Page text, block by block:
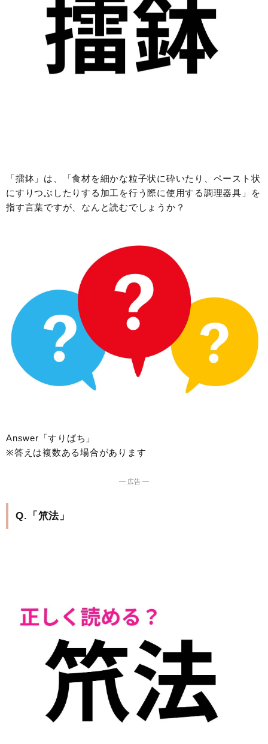
「擂鉢」は、「食材を細かな粒子状に砕いたり、ペースト状
にすりつぶしたりする加工を行う際に使用する調理器具」を
指す言葉ですが、なんと読むでしょうか？
Answer「すりばち」
※答えは複数ある場合があります
― 広告 ―
Q.「笊法」